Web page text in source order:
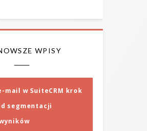
WPISY
mail w SuiteCRM krok
segmentacji